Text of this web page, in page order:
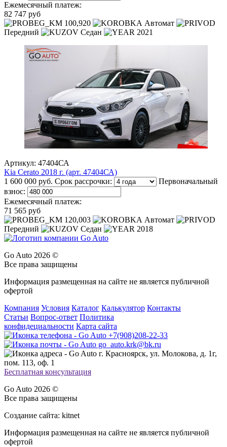
Ежемесячный платеж:
82 747 руб
100,920
Автомат
Передний
Седан 2021
Артикул: 47404СА
Kia Cerato 2018 г. (арт. 47404СА)
1 600 000 руб. Срок рассрочки:
Первоначальный
взнос:
Ежемесячный платеж:
71 565 руб
120,003
Автомат
Передний
Седан 2018
Go Auto 2026 ©
Все права защищены
Информация размещенная на сайте не является публичной
офертой
Компания Условия Каталог Калькулятор Контакты
Статьи Вопрос-ответ Политика
конфидециальности Карта сайта
+7(908)208-22-33
go_auto.krk@bk.ru
г. Красноярск, ул. Молокова, д. 1г,
пом. 113, оф. 1
Бесплатная консультация
Go Auto 2026 ©
Все права защищены
Создание сайта: kitnet
Информация размещенная на сайте не является публичной
офертой